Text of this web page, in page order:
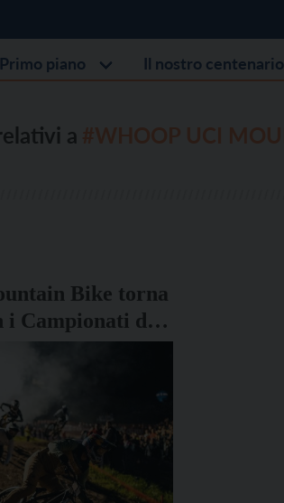
Primo piano Il nostro centenario
a
Bike torna
i Campionati del